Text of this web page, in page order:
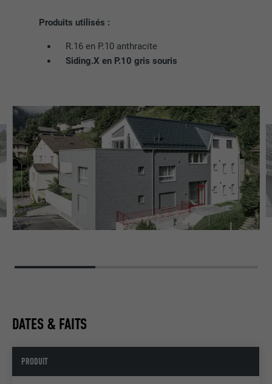
Produits utilisés :
R.16 en P.10 anthracite
Siding.X en P.10 gris souris
DATES & FAITS
PRODUIT